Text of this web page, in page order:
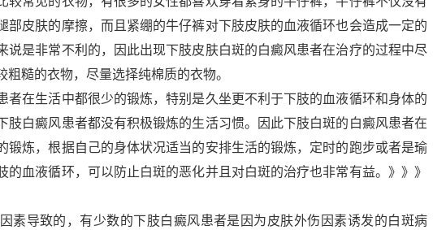
部皮肤的摩擦，而且紧绷的牛仔裤对下肢皮肤的血液循环也会造成一定的
说是非常不利的，因此出现下肢皮肤白斑的白癜风患者在治疗的过程中尽
糙的衣物，尽量选择纯棉质的衣物。
者在生活中都很少的锻炼，特别是久坐更不利于下肢的血液循环和身体的
肢白癜风患者都没有积极锻炼的生活习惯。因此下肢白斑的白癜风患者在
锻炼，根据自己的身体状况适当的安排生活的锻炼，定时的跑步或者是瑜
的血液循环，可以防止白斑的恶化并且对白斑的治疗也非常有益。》》》
素导致的，有少数的下肢白癜风患者是因为皮肤外伤因素诱发的白斑病